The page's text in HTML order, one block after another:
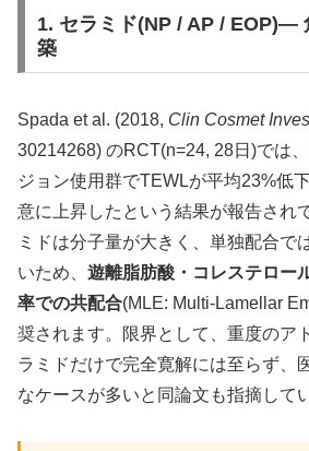
1. セラミド(NP / AP / EOP)—
築
Spada et al. (2018, Clin Cosmet
30214268) のRCT(n=24, 28日)では
ジョン使用群でTEWLが平均23%低
意に上昇したという結果が報告され
ミドは分子量が大きく、単独配合で
いため、 遊離脂肪酸・コレステロー
率での共配合(MLE: Multi-Lamellar
奨されます。限界として、重度のア
ラミドだけで完全寛解には至らず、
なケースが多いと同論文も指摘して